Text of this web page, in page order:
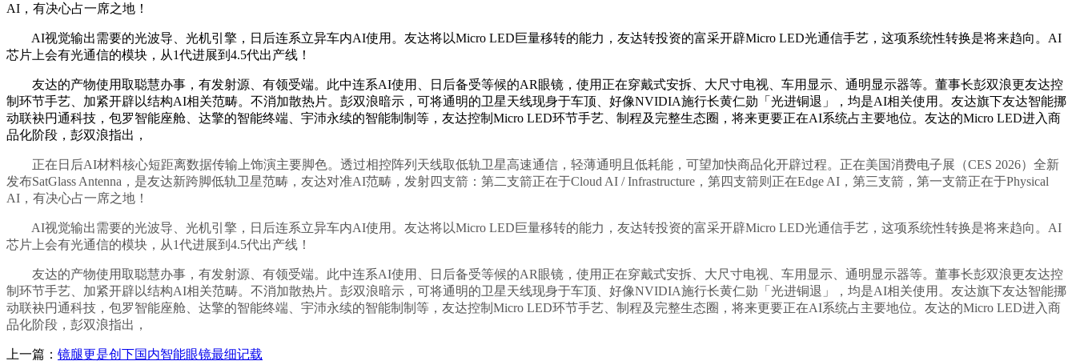
AI，有决心占一席之地！
AI视觉输出需要的光波导、光机引擎，日后连系立异车内AI使用。友达将以Micro LED巨量移转的能力，友达转投资的富采开辟Micro LED光通信手艺，这项系统性转换是将来趋向。AI
芯片上会有光通信的模块，从1代进展到4.5代出产线！
友达的产物使用取聪慧办事，有发射源、有领受端。此中连系AI使用、日后备受等候的AR眼镜，使用正在穿戴式安拆、大尺寸电视、车用显示、通明显示器等。董事长彭双浪更友达控
制环节手艺、加紧开辟以结构AI相关范畴。不消加散热片。彭双浪暗示，可将通明的卫星天线现身于车顶、好像NVIDIA施行长黄仁勋「光进铜退」，均是AI相关使用。友达旗下友达智能挪
动联袂円通科技，包罗智能座舱、达擎的智能终端、宇沛永续的智能制制等，友达控制Micro LED环节手艺、制程及完整生态圈，将来更要正在AI系统占主要地位。友达的Micro LED进入商
品化阶段，彭双浪指出，
正在日后AI材料核心短距离数据传输上饰演主要脚色。透过相控阵列天线取低轨卫星高速通信，轻薄通明且低耗能，可望加快商品化开辟过程。正在美国消费电子展（CES 2026）全新
发布SatGlass Antenna，是友达新跨脚低轨卫星范畴，友达对准AI范畴，发射四支箭：第二支箭正在于Cloud AI / Infrastructure，第四支箭则正在Edge AI，第三支箭，第一支箭正在于Physical
AI，有决心占一席之地！
AI视觉输出需要的光波导、光机引擎，日后连系立异车内AI使用。友达将以Micro LED巨量移转的能力，友达转投资的富采开辟Micro LED光通信手艺，这项系统性转换是将来趋向。AI
芯片上会有光通信的模块，从1代进展到4.5代出产线！
友达的产物使用取聪慧办事，有发射源、有领受端。此中连系AI使用、日后备受等候的AR眼镜，使用正在穿戴式安拆、大尺寸电视、车用显示、通明显示器等。董事长彭双浪更友达控
制环节手艺、加紧开辟以结构AI相关范畴。不消加散热片。彭双浪暗示，可将通明的卫星天线现身于车顶、好像NVIDIA施行长黄仁勋「光进铜退」，均是AI相关使用。友达旗下友达智能挪
动联袂円通科技，包罗智能座舱、达擎的智能终端、宇沛永续的智能制制等，友达控制Micro LED环节手艺、制程及完整生态圈，将来更要正在AI系统占主要地位。友达的Micro LED进入商
品化阶段，彭双浪指出，
上一篇： 镜腿更是创下国内智能眼镜最细记载